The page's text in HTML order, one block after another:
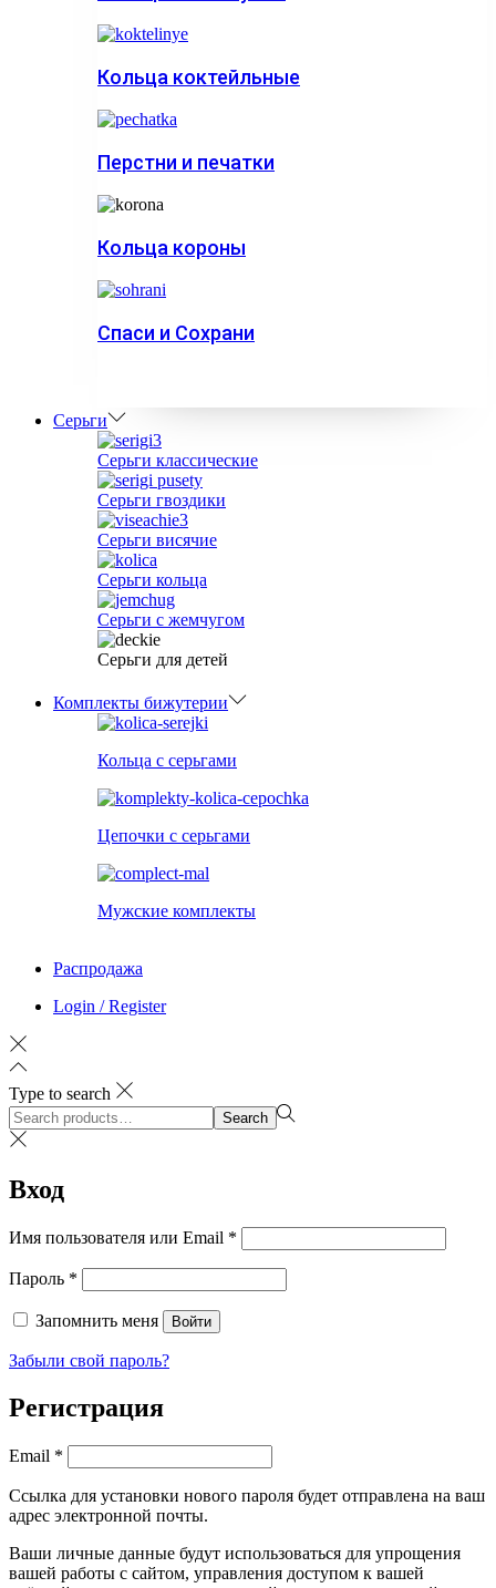
Кольца коктейльные
Перстни и печатки
Кольца короны
Спаси и Сохрани
Серьги
Серьги классические
Серьги гвоздики
Серьги висячие
Серьги кольца
Серьги с жемчугом
Серьги для детей
Комплекты бижутерии
Кольца с серьгами
Цепочки с серьгами
Мужские комплекты
Распродажа
Login / Register
Type to search
Search
for:>
Search
Вход
Имя пользователя или Email *
Пароль *
Запомнить меня Войти
Забыли свой пароль?
Регистрация
Email *
Ссылка для установки нового пароля будет отправлена ​​на ваш
адрес электронной почты.
Ваши личные данные будут использоваться для упрощения
вашей работы с сайтом, управления доступом к вашей